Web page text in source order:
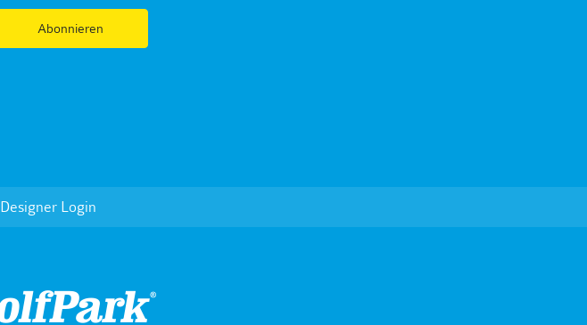
Abonnieren
Designer Login